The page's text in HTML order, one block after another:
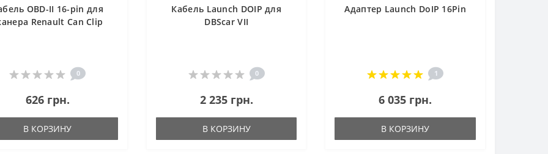
OBD-II 16-pin для
Renault Can Clip
0
626 грн.
В КОРЗИНУ
Кабель Launch DOIP для
DBScar VII
0
2 235 грн.
В КОРЗИНУ
Адаптер Launch DoIP 16Pin
1
6 035 грн.
В КОРЗИНУ